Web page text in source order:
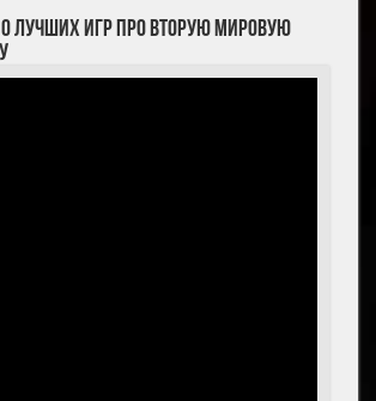
лучших игр про Вторую мировую